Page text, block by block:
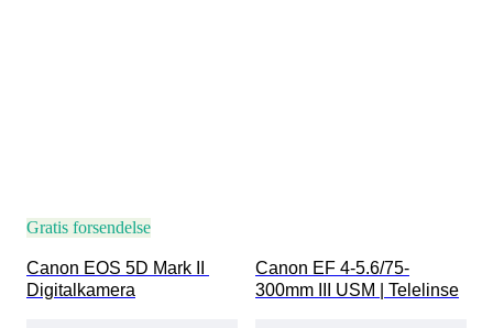
Gratis forsendelse
Canon EOS 5D Mark II
Digitalkamera
Canon EF 4-5.6/75-
300mm III USM | Telelinse